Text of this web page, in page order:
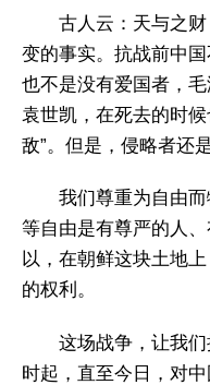
古人云：天与之
变的事实。抗战前中
也不是没有爱国者，
袁世凯，在死去的时
敌”。但是，侵略者还
我们尊重为自由
等自由是有尊严的人
以，在朝鲜这块土地
的权利。
这场战争，让我
时起，直至今日，对